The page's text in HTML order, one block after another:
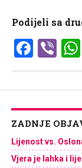
Podijeli sa
ZADNJE
Lijenost vs.
Vjera je lahka i